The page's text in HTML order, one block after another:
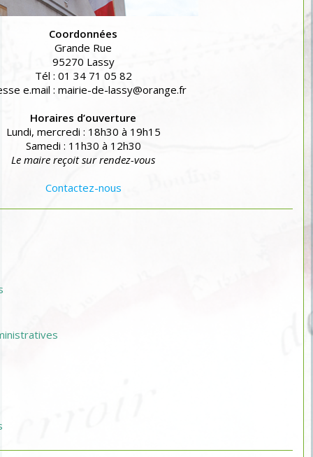
Coordonnées
Grande Rue
95270 Lassy
Tél : 01 34 71 05 82
e.mail : mairie-de-lassy@orange.fr
Horaires d’ouverture
Lundi, mercredi : 18h30 à 19h15
Samedi : 11h30 à 12h30
Le maire reçoit sur rendez-vous
Contactez-nous